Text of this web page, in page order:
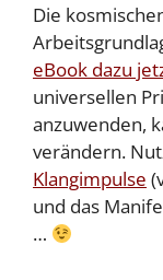
Die
eBook dazu
universellen
anzuwenden,
verändern.
Klangimpulse
und das
…